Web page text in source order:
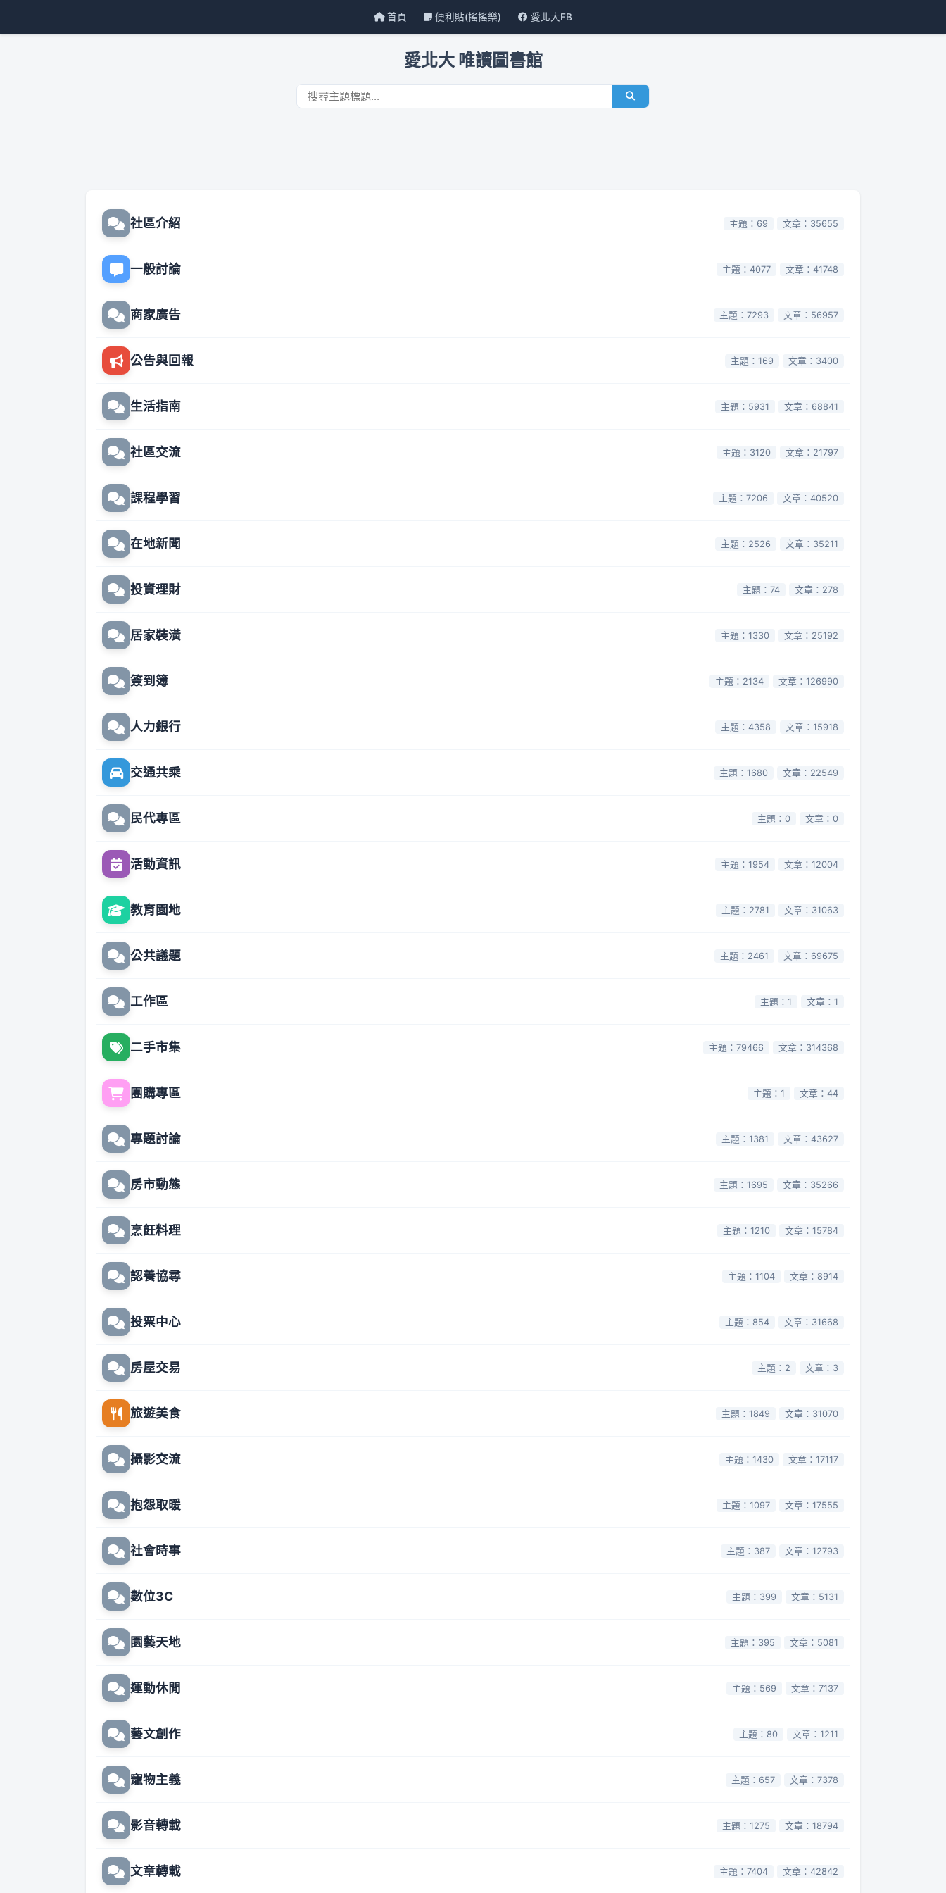
首頁 便利貼(搖搖樂) 愛北大FB
愛北大 唯讀圖書館
社區介紹 主題：69 文章：35655
一般討論 主題：4077 文章：41748
商家廣告 主題：7293 文章：56957
公告與回報 主題：169 文章：3400
生活指南 主題：5931 文章：68841
社區交流 主題：3120 文章：21797
課程學習 主題：7206 文章：40520
在地新聞 主題：2526 文章：35211
投資理財 主題：74 文章：278
居家裝潢 主題：1330 文章：25192
簽到簿 主題：2134 文章：126990
人力銀行 主題：4358 文章：15918
交通共乘 主題：1680 文章：22549
民代專區 主題：0 文章：0
活動資訊 主題：1954 文章：12004
教育園地 主題：2781 文章：31063
公共議題 主題：2461 文章：69675
工作區 主題：1 文章：1
二手市集 主題：79466 文章：314368
團購專區 主題：1 文章：44
專題討論 主題：1381 文章：43627
房市動態 主題：1695 文章：35266
烹飪料理 主題：1210 文章：15784
認養協尋 主題：1104 文章：8914
投票中心 主題：854 文章：31668
房屋交易 主題：2 文章：3
旅遊美食 主題：1849 文章：31070
攝影交流 主題：1430 文章：17117
抱怨取暖 主題：1097 文章：17555
社會時事 主題：387 文章：12793
數位3C 主題：399 文章：5131
園藝天地 主題：395 文章：5081
運動休閒 主題：569 文章：7137
藝文創作 主題：80 文章：1211
寵物主義 主題：657 文章：7378
影音轉載 主題：1275 文章：18794
文章轉載 主題：7404 文章：42842